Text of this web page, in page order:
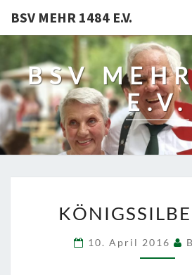
BSV MEHR 1484 E.V.
BSV
E.V.
1996
10. April 2016